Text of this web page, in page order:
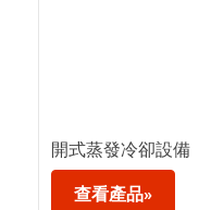
開式蒸發冷卻設備
查看產品»